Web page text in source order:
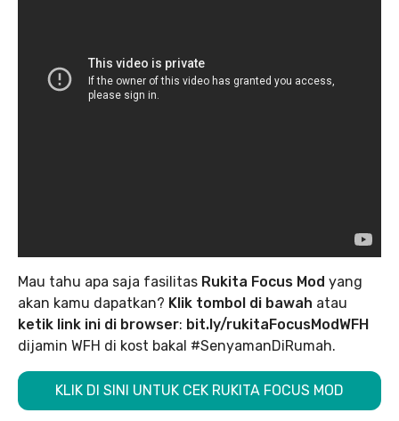
Mau tahu apa saja fasilitas Rukita Focus Mod yang
akan kamu dapatkan? Klik tombol di bawah atau
ketik link ini di browser: bit.ly/rukitaFocusModWFH
dijamin WFH di kost bakal #SenyamanDiRumah.
KLIK DI SINI UNTUK CEK RUKITA FOCUS MOD